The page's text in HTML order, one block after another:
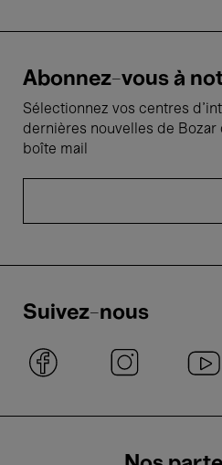
Abonnez-vous à
Sélectionnez vos centres
dernières nouvelles de
boîte mail
Suivez-nous